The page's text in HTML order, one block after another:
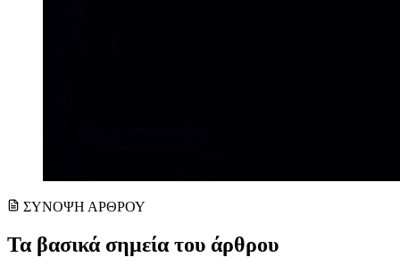
ΣΥΝΟΨΗ ΑΡΘΡΟΥ
Τα βασικά σημεία του άρθρου